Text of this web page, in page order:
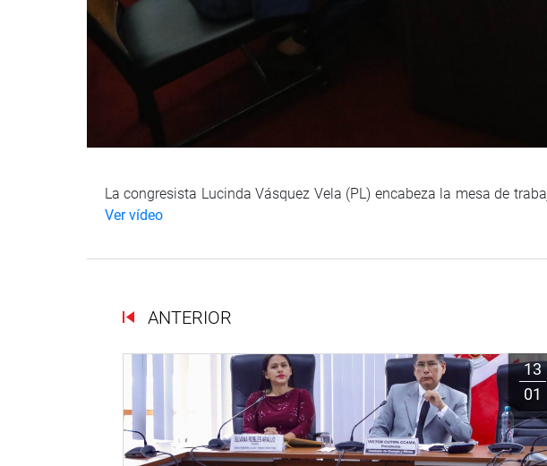
La congresista Lucinda Vásquez Vela (PL) encabeza la mesa de
Ver vídeo
ANTERIOR
13
01